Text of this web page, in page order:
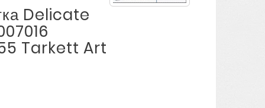
Delicate
Tarkett Art